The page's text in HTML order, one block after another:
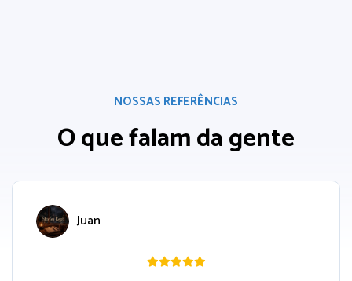
NOSSAS REFERÊNCIAS
O que falam da gente
Juan